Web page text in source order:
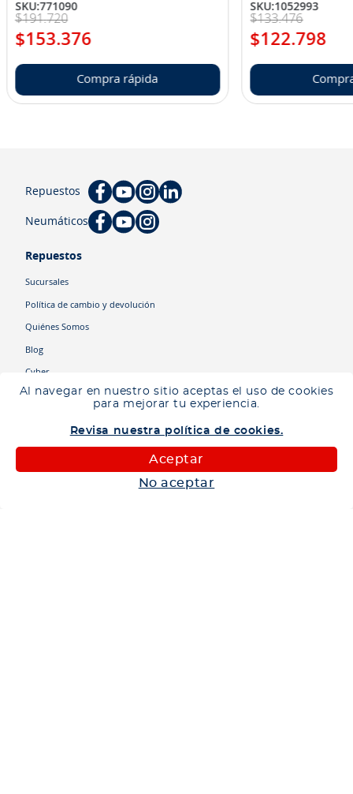
Al navegar en nuestro sitio aceptas el uso de cookies
para mejorar tu experiencia.
Revisa nuestra política de cookies.
Aceptar
No aceptar
SKU:771090
$191.720
$153.376
Compra rápida
SKU:1052993
$133.476
$122.798
Repuestos
Neumáticos
Repuestos
Sucursales
Política de cambio y devolución
Quiénes Somos
Blog
Cyber